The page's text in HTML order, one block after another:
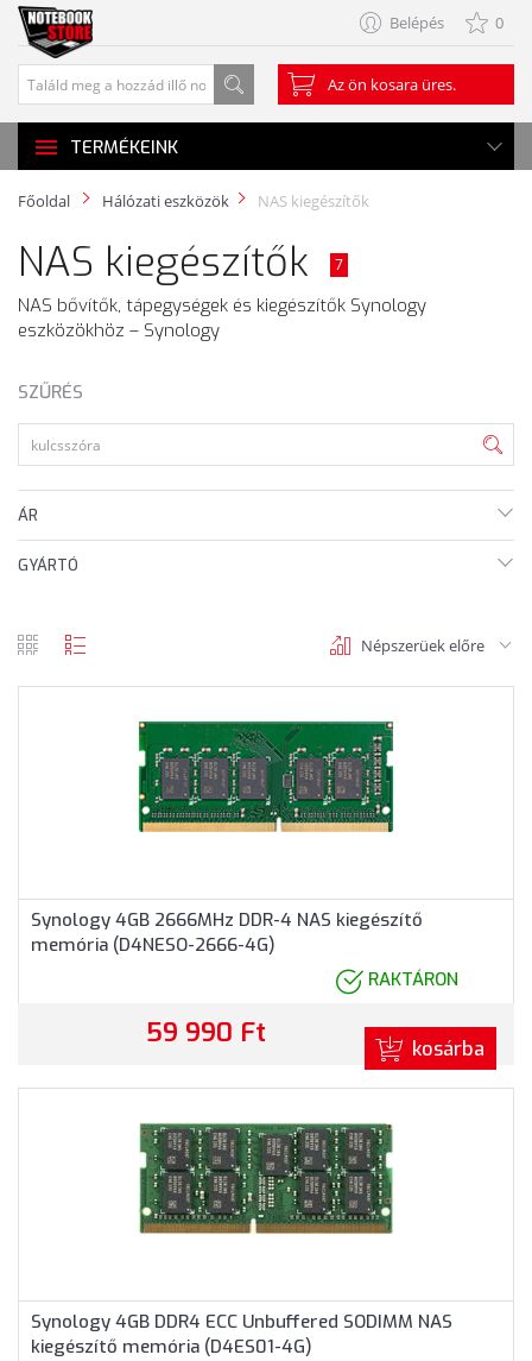
Belépés 0
Az ön kosara üres.
TERMÉKEINK
Főoldal Hálózati eszközök NAS kiegészítők
NAS kiegészítők 7
NAS bővítők, tápegységek és kiegészítők Synology
eszközökhöz – Synology
SZŰRÉS
ÁR
GYÁRTÓ
Népszerüek előre
Synology 4GB 2666MHz DDR-4 NAS kiegészítő
memória (D4NESO-2666-4G)
RAKTÁRON
59 990 Ft kosárba
Synology 4GB DDR4 ECC Unbuffered SODIMM NAS
kiegészítő memória (D4ES01-4G)